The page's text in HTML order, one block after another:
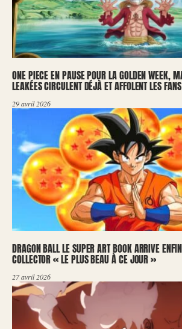
ONE PIECE EN PAUSE POUR LA GOLDEN WEEK,
LEAKÉES CIRCULENT DÉJÀ ET AFFOLENT LES FANS
29 avril 2026
DRAGON BALL LE SUPER ART BOOK ARRIVE
COLLECTOR « LE PLUS BEAU À CE JOUR »
27 avril 2026